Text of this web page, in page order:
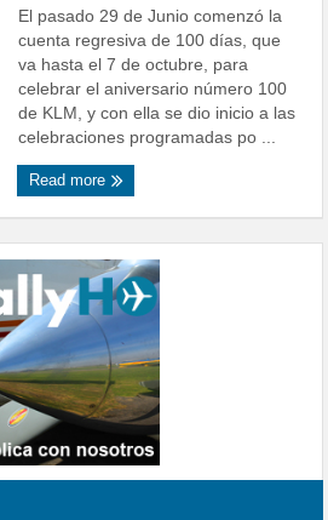
El pasado 29 de Junio comenzó la
cuenta regresiva de 100 días, que
va hasta el 7 de octubre, para
celebrar el aniversario número 100
de KLM, y con ella se dio inicio a las
celebraciones programadas po ...
Read more